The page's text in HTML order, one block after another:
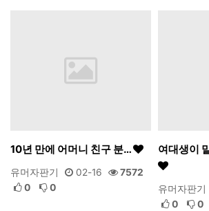
10년 만에 어머니 친구 분…
유머자판기 02-16
7572
0
0
여대생이
유머자판기
0
0